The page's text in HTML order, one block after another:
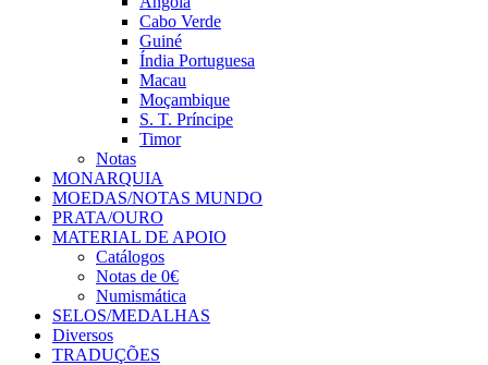
Cabo Verde
Guiné
Índia Portuguesa
Macau
Moçambique
S. T. Príncipe
Timor
Notas
MONARQUIA
MOEDAS/NOTAS MUNDO
PRATA/OURO
MATERIAL DE APOIO
Catálogos
Notas de 0€
Numismática
SELOS/MEDALHAS
Diversos
TRADUÇÕES